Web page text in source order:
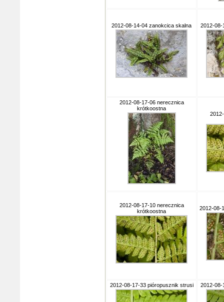
2012-08-14-04 zanokcica skalna 2012-08-
2012-08-17-06 nerecznica
krótkoostna
2012-08-17-10 nerecznica
krótkoostna
2012-08-
2012-08-17-33 pióropusznik strusi 2012-08-